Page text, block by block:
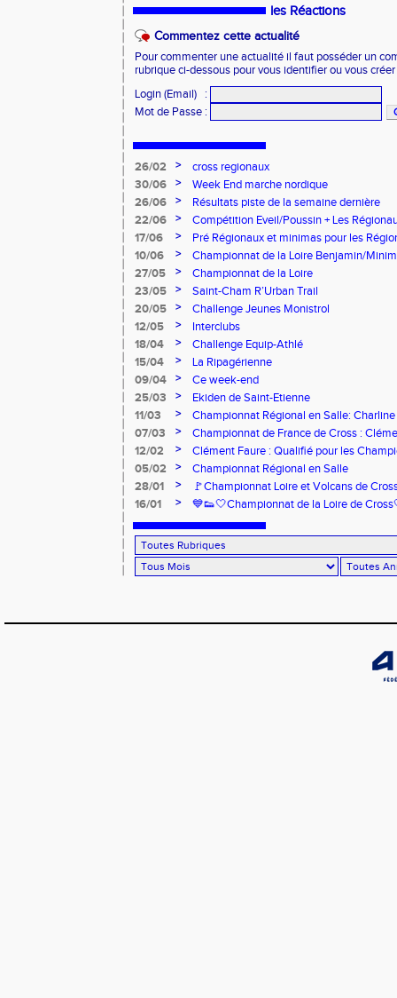
les Réactions
Commentez cette actualité
Pour commenter une actualité il faut posséder un
rubrique ci-dessous pour vous identifier ou vous
Login (Email)
:
Mot de Passe :
26/02 >
cross regionaux
30/06
>
Week End marche nordique
26/06
>
Résultats piste de la semaine dernière
22/06
>
Compétition Eveil/Poussin + Les
17/06
>
Pré Régionaux et minimas pour les
10/06
>
Championnat de la Loire Benjamin/
27/05
>
Championnat de la Loire
23/05
>
Saint-Cham R’Urban Trail
20/05
>
Challenge Jeunes Monistrol
12/05
>
Interclubs
18/04
>
Challenge Equip-Athlé
15/04
>
La Ripagérienne
09/04
>
Ce week-end
25/03
>
Ekiden de Saint-Etienne
11/03
>
Championnat Régional en Salle:
07/03
>
Championnat de France de Cross :
12/02
>
Clément Faure : Qualifié pour les
05/02
>
Championnat Régional en Salle
28/01
>
🚩Championnat Loire et Volcans de
16/01
> 💙👟🤍Championnat de la Loire de